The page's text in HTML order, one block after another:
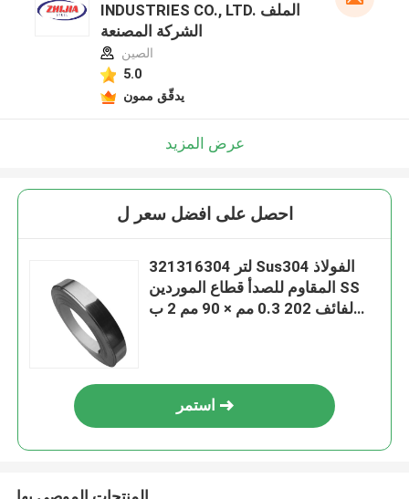
INDUSTRIES CO., LTD. الملف
الشركة المصنعة
الصين
5.0
يدقّق ممون
عرض المزيد
احصل على افضل سعر ل
321316304 لتر Sus304 الفولاذ
المقاوم للصدأ قطاع الموردين SS
لفائف 202 0.3 مم × 90 مم 2 ب
استمر